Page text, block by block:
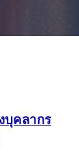
บุคลากร